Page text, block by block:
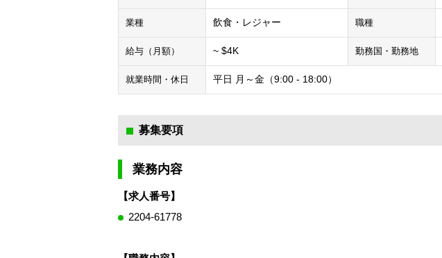
業種 飲食・レジャー 職種
給与（月額） ~ $4K 勤務国・勤務地
就業時間・休日 平日 月～金（9:00 - 18:00）
募集要項
業務内容
【求人番号】
2204-61778